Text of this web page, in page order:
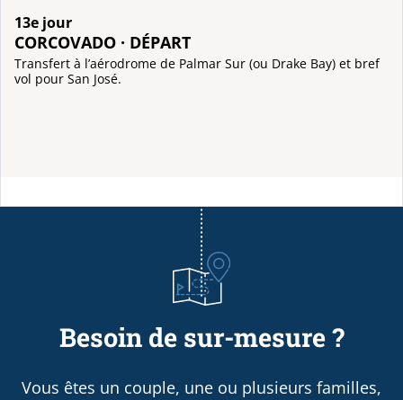
13e jour
CORCOVADO · DÉPART
Transfert à l’aérodrome de Palmar Sur (ou Drake Bay) et bref
vol pour San José.
Besoin de sur-mesure ?
Vous êtes un couple, une ou plusieurs familles,